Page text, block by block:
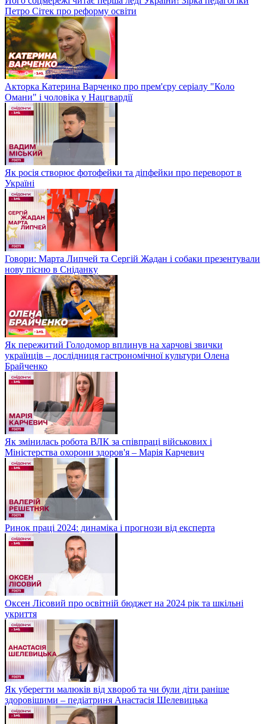
Петро Сітек про реформу освіти
Акторка Катерина Варченко про прем'єру серіалу "Коло
Омани" і чоловіка у Нацгвардії
Як росія створює фотофейки та діпфейки про переворот в
Україні
Говори: Марта Липчей та Сергій Жадан і собаки презентували
нову пісню в Сніданку
Як пережитий Голодомор вплинув на харчові звички
українців – дослідниця гастрономічної культури Олена
Брайченко
Як змінилась робота ВЛК за співпраці військових і
Міністерства охорони здоров'я – Марія Карчевич
Ринок праці 2024: динаміка і прогнози від експерта
Оксен Лісовий про освітній бюджет на 2024 рік та шкільні
укриття
Як уберегти малюків від хвороб та чи були діти раніше
здоровішими – педіатриня Анастасія Шелевицька